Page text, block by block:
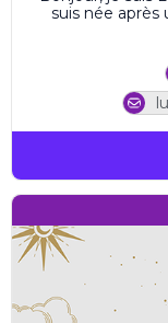
suis née après